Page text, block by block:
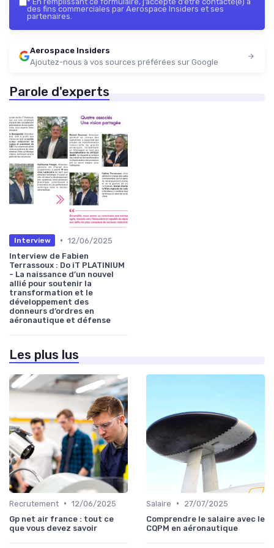
des fins commerciales par Aerospace Insiders et ses
partenaires.
Aerospace Insiders
Ajoutez-nous à vos sources préférées sur Google
Parole d'experts
Interview • 12/06/2025
Interview de Fabien
Terrassoux : Do iT PLATINIUM
- La naissance d’un nouvel
allié pour soutenir la
transformation et le
développement des
donneurs d’ordres en
aéronautique et défense
Les plus lus
Recrutement • 12/06/2025
Gp net air france : tout ce
que vous devez savoir
Salaire •
27/07/2025
Comprendre le salaire avec le
CQPM en aéronautique